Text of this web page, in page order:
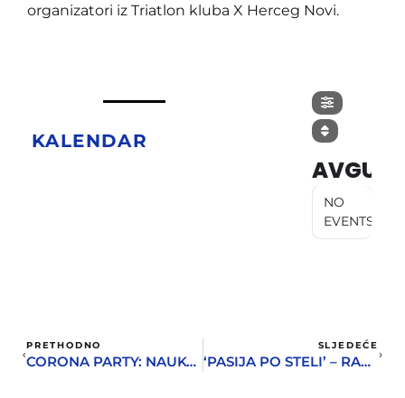
organizatori iz Triatlon kluba X Herceg Novi.
KALENDAR
AVGUST
NO
EVENTS
PRETHODNO
CORONA PARTY: NAUKOM PROTIV PANDEMIJE
SLJEDEĆE
‘PASIJA PO STELI’ – RAMBOVA EKO OPERA